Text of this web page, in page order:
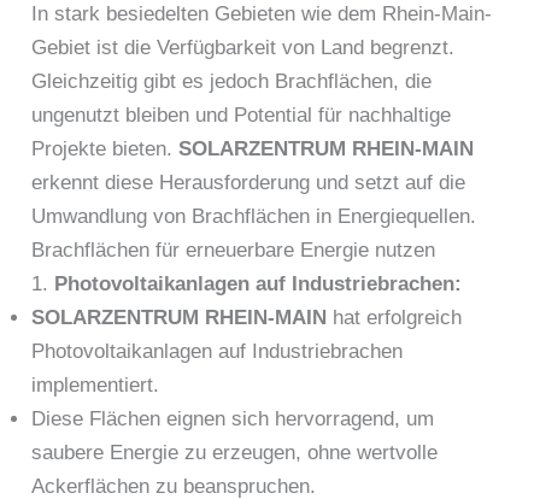
In stark besiedelten Gebieten wie dem Rhein-Main-
Gebiet ist die Verfügbarkeit von Land begrenzt.
Gleichzeitig gibt es jedoch Brachflächen, die
ungenutzt bleiben und Potential für nachhaltige
Projekte bieten.SOLARZENTRUM RHEIN-MAIN
erkennt diese Herausforderung und setzt auf die
Umwandlung von Brachflächen in Energiequellen.
Brachflächen für erneuerbare Energie nutzen
1. Photovoltaikanlagen auf Industriebrachen:
SOLARZENTRUM RHEIN-MAIN hat erfolgreich
Photovoltaikanlagen auf Industriebrachen
implementiert.
Diese Flächen eignen sich hervorragend, um
saubere Energie zu erzeugen, ohne wertvolle
Ackerflächen zu beanspruchen.